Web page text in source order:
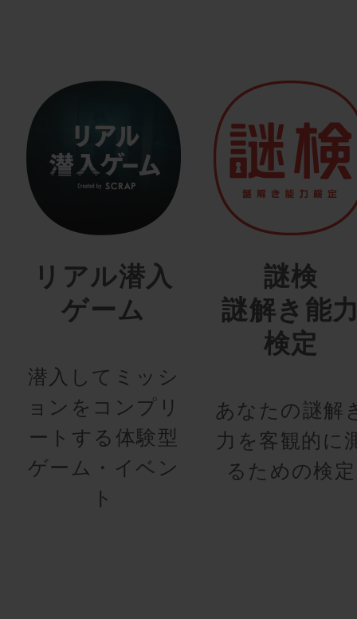
リアル潜入
ゲーム
潜入してミッシ
ョンをコンプリ
ートする体験型
ゲーム・イベン
ト
謎検
謎解き能
検定
あなたの謎解
力を客観的に
るための検定